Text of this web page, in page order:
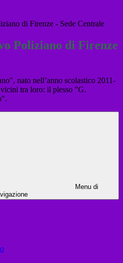
di Firenze - Sede Centrale
Poliziano di Firenze
nato nell’anno scolastico 2011-
tra loro: il plesso "G.
Menu di